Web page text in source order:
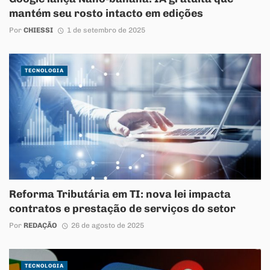
mantém seu rosto intacto em edições
Por CHIESSI 1 de setembro de 2025
Reforma Tributária em TI: nova lei impacta
contratos e prestação de serviços do setor
Por REDAÇÃO 26 de agosto de 2025
TECNOLOGIA
TECNOLOGIA